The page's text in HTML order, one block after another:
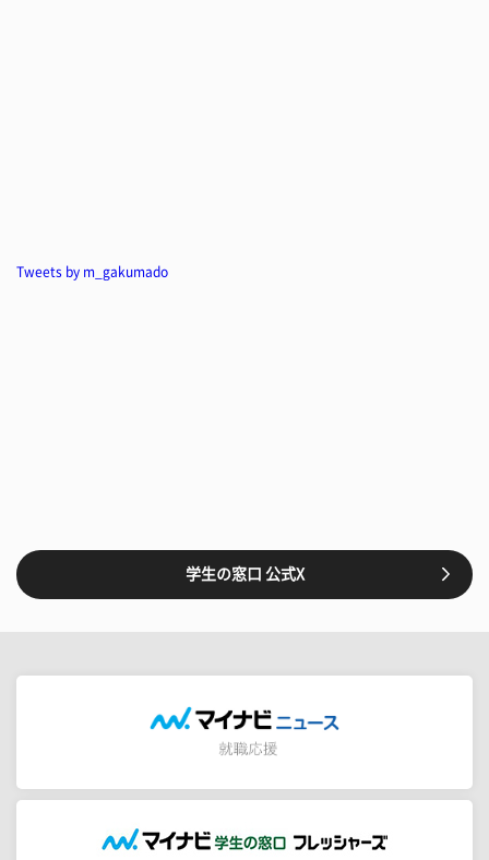
Tweets by m_gakumado
学生の窓口 公式X